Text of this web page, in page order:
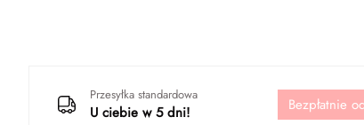
Przesyłka standardowa
U ciebie w 5 dni! Bezpłatnie